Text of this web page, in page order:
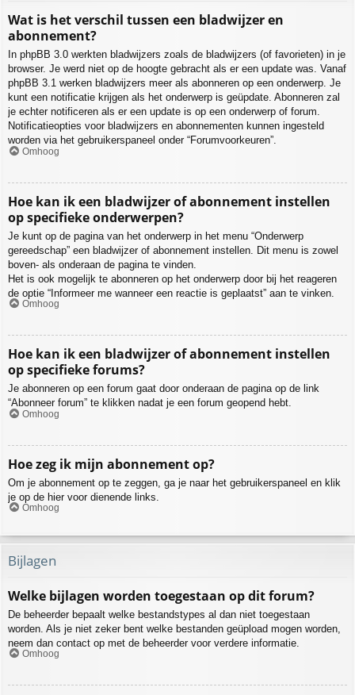
Wat is het verschil tussen een bladwijzer en
abonnement?
In phpBB 3.0 werkten bladwijzers zoals de bladwijzers (of favorieten) in je
browser. Je werd niet op de hoogte gebracht als er een update was. Vanaf
phpBB 3.1 werken bladwijzers meer als abonneren op een onderwerp. Je
kunt een notificatie krijgen als het onderwerp is geüpdate. Abonneren zal
je echter notificeren als er een update is op een onderwerp of forum.
Notificatieopties voor bladwijzers en abonnementen kunnen ingesteld
worden via het gebruikerspaneel onder “Forumvoorkeuren”.
Omhoog
Hoe kan ik een bladwijzer of abonnement instellen
op specifieke onderwerpen?
Je kunt op de pagina van het onderwerp in het menu “Onderwerp
gereedschap” een bladwijzer of abonnement instellen. Dit menu is zowel
boven- als onderaan de pagina te vinden.
Het is ook mogelijk te abonneren op het onderwerp door bij het reageren
de optie “Informeer me wanneer een reactie is geplaatst” aan te vinken.
Omhoog
Hoe kan ik een bladwijzer of abonnement instellen
op specifieke forums?
Je abonneren op een forum gaat door onderaan de pagina op de link
“Abonneer forum” te klikken nadat je een forum geopend hebt.
Omhoog
Hoe zeg ik mijn abonnement op?
Om je abonnement op te zeggen, ga je naar het gebruikerspaneel en klik
je op de hier voor dienende links.
Omhoog
Bijlagen
Welke bijlagen worden toegestaan op dit forum?
De beheerder bepaalt welke bestandstypes al dan niet toegestaan
worden. Als je niet zeker bent welke bestanden geüpload mogen worden,
neem dan contact op met de beheerder voor verdere informatie.
Omhoog